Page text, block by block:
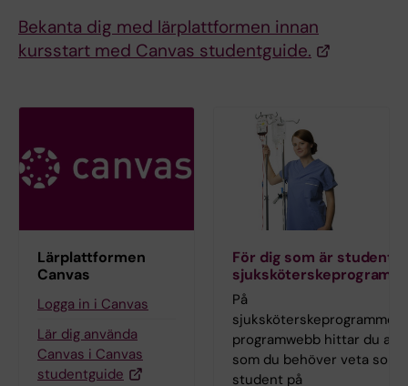
Bekanta dig med lärplattformen innan
kursstart med Canvas studentguide.
Lärplattformen
Canvas
Logga in i Canvas
Lär dig använda
Canvas i Canvas
studentguide
För dig som är student
På
sjuksköterskeprogrammets
programwebb hittar du allt
som du behöver veta som
student på